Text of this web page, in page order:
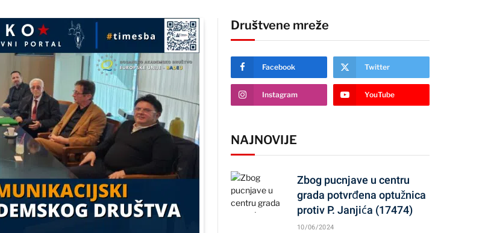
Društvene mreže
Facebook Twitter
Instagram YouTube
NAJNOVIJE
Zbog pucnjave u centru
grada potvrđena optužnica
protiv P. Janjića (17474)
10/06/2024